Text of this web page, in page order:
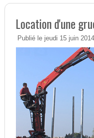
Location d'une
Publié le jeudi 15 juin